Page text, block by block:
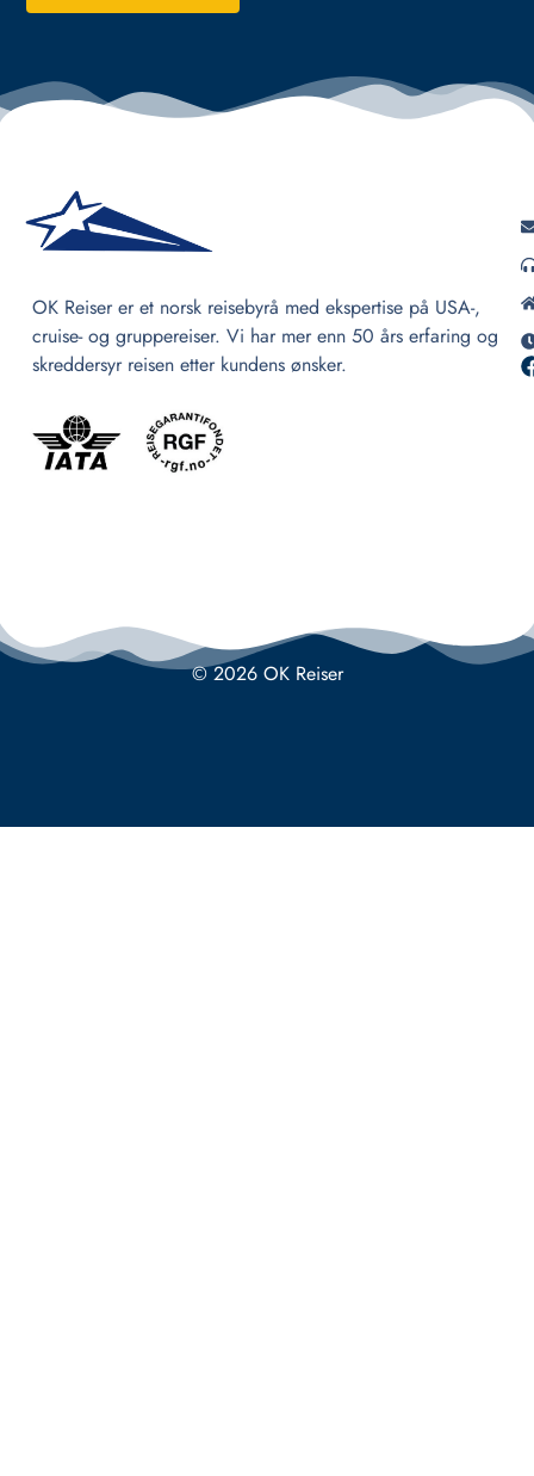
OK Reiser er et norsk reisebyrå med ekspertise på USA-,
cruise- og gruppereiser. Vi har mer enn 50 års erfaring og
skreddersyr reisen etter kundens ønsker.
© 2026 OK Reiser